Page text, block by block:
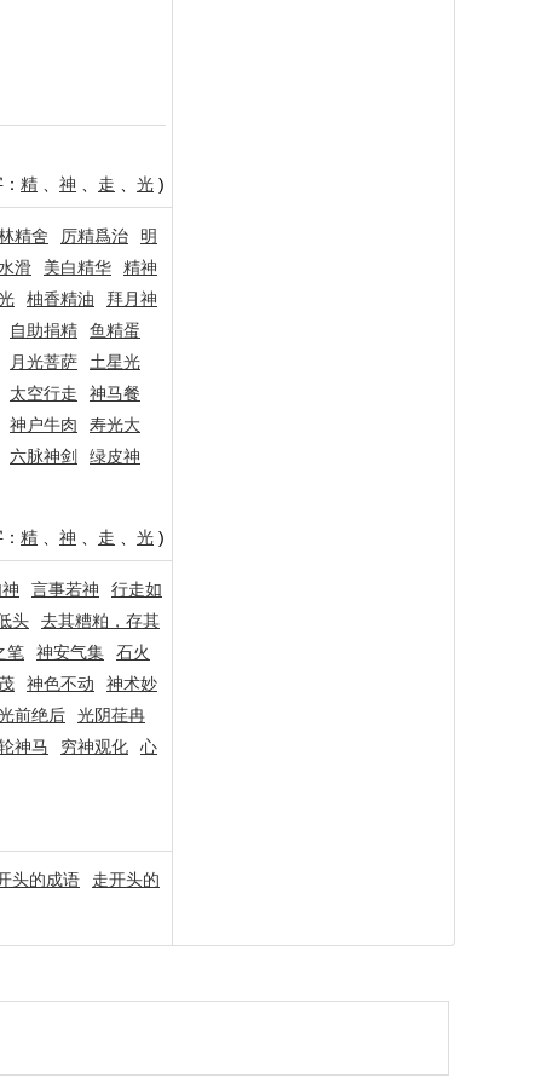
精 神 走 光 )
精舍 厉精爲治
明
滑
美白精华
精神
柚香精油
拜月神
自助捐精
鱼精蛋
月光菩萨
土星光
太空行走
神马餐
神户牛肉
寿光大
六脉神剑
绿皮神
精 神 走 光 )
言事若神
行走如
头
去其糟粕，存其
笔
神安气集
石火
神色不动
神术妙
前绝后
光阴荏冉
神马
穷神观化 心
头的成语 走开头的